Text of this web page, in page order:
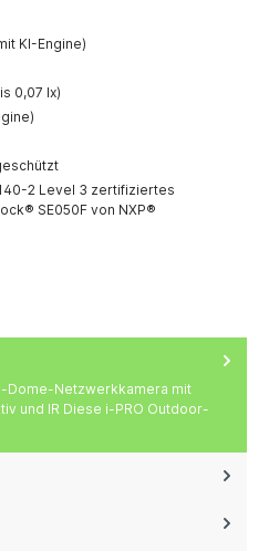
KI-Engine)
0,07 lx)
2 Level 3 zertifiziertes
SE050F von NXP®
Dome-Netzwerkkamera mit
und IR Diese i-PRO Outdoor-